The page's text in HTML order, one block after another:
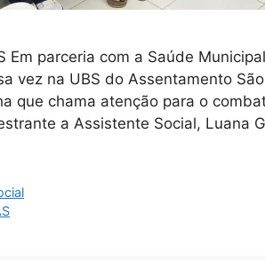
Em parceria com a Saúde
vez na UBS do Assentamento
que chama atenção para o
a Assistente Social, Luana